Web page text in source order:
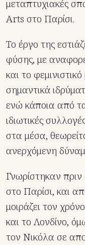
μεταπτυχιακές
Arts στο Παρίσι.
Το έργο της
φύσης, με
και το
σημαντικά
ενώ κάποια από
ιδιωτικές
στα μέσα,
ανερχόμενη
Γνωρίστηκαν
στο Παρίσι, και
μοιράζει τον
και το Λονδίνο,
τον Νικόλα σε